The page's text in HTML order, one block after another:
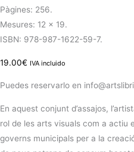
Pàgines: 256.
Mesures: 12 x 19.
ISBN: 978-987-1622-59-7.
19.00€ IVA incluido
Puedes reservarlo en
En aquest conjunt d’assajos,
rol de les arts visuals com a actiu
governs municipals per a la